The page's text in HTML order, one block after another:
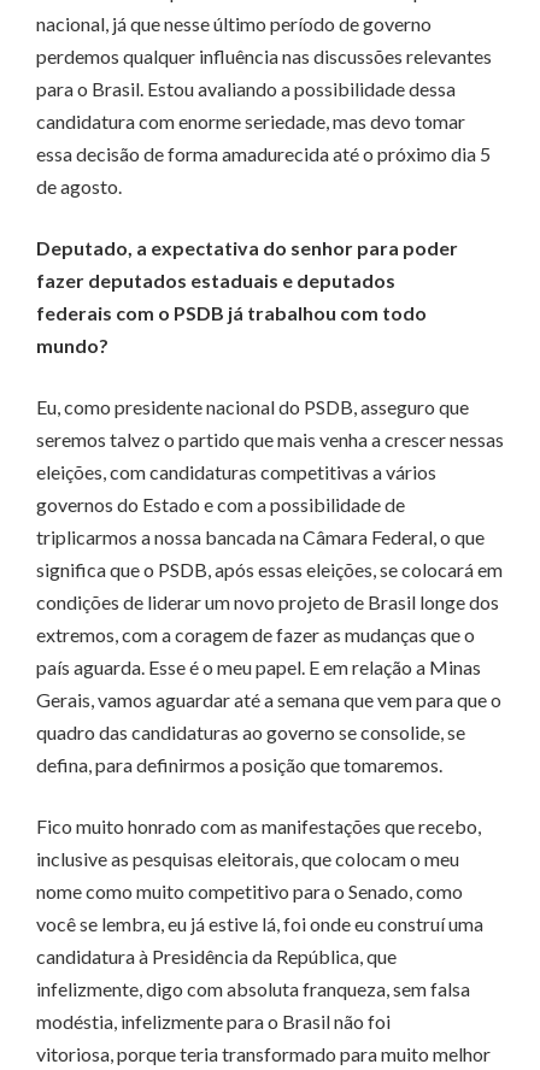
nacional, já que nesse último período de governo
perdemos qualquer influência nas discussões relevantes
para o Brasil. Estou avaliando a possibilidade dessa
candidatura com enorme seriedade, mas devo tomar
essa decisão de forma amadurecida até o próximo dia 5
de agosto.
Deputado, a expectativa do senhor para poder
fazer deputados estaduais e deputados
federais com o PSDB já trabalhou com todo
mundo?
Eu, como presidente nacional do PSDB, asseguro que
seremos talvez o partido que mais venha a crescer nessas
eleições, com candidaturas competitivas a vários
governos do Estado e com a possibilidade de
triplicarmos a nossa bancada na Câmara Federal, o que
significa que o PSDB, após essas eleições, se colocará em
condições de liderar um novo projeto de Brasil longe dos
extremos, com a coragem de fazer as mudanças que o
país aguarda. Esse é o meu papel. E em relação a Minas
Gerais, vamos aguardar até a semana que vem para que o
quadro das candidaturas ao governo se consolide, se
defina, para definirmos a posição que tomaremos.
Fico muito honrado com as manifestações que recebo,
inclusive as pesquisas eleitorais, que colocam o meu
nome como muito competitivo para o Senado, como
você se lembra, eu já estive lá, foi onde eu construí uma
candidatura à Presidência da República, que
infelizmente, digo com absoluta franqueza, sem falsa
modéstia, infelizmente para o Brasil não foi
vitoriosa, porque teria transformado para muito melhor